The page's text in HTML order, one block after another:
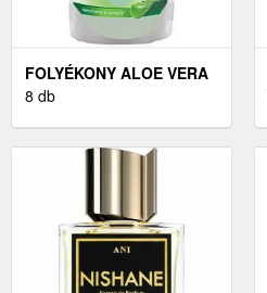
FOLYÉKONY ALOE VERA
SZAPPAN UTÁNTÖLTŐ
8 db